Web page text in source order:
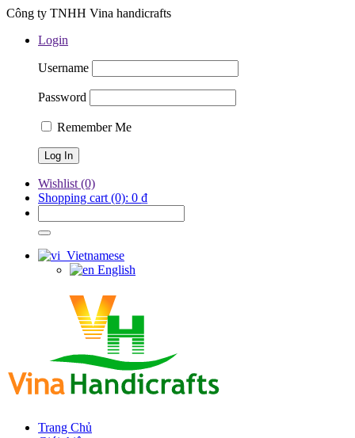
Công ty TNHH Vina handicrafts
Login
Username
Password
Remember Me
Wishlist (0)
Shopping cart (0): 0 ₫
Vietnamese
English
Trang Chủ